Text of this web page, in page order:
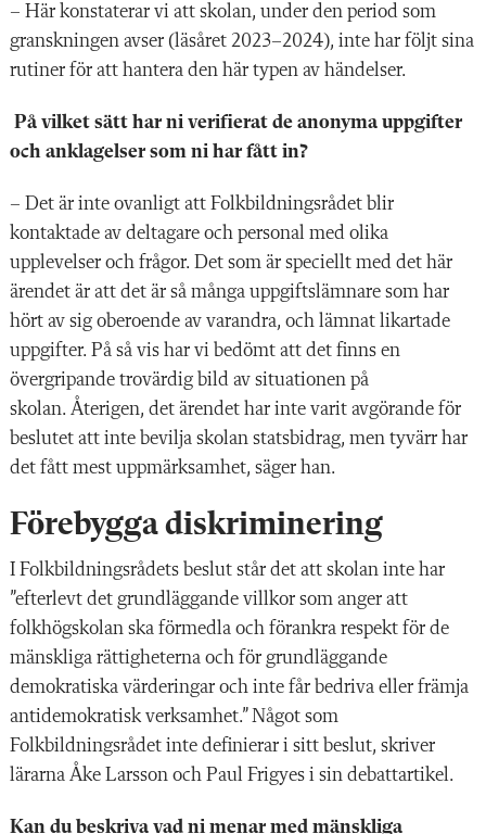
– Här konstaterar vi att skolan, under den period som
granskningen avser (läsåret 2023–2024), inte har följt sina
rutiner för att hantera den här typen av händelser.
På vilket sätt har ni verifierat de anonyma uppgifter
och anklagelser som ni har fått in?
– Det är inte ovanligt att Folkbildningsrådet blir
kontaktade av deltagare och personal med olika
upplevelser och frågor. Det som är speciellt med det här
ärendet är att det är så många uppgiftslämnare som har
hört av sig oberoende av varandra, och lämnat likartade
uppgifter. På så vis har vi bedömt att det finns en
övergripande trovärdig bild av situationen på
skolan. Återigen, det ärendet har inte varit avgörande för
beslutet att inte bevilja skolan statsbidrag, men tyvärr har
det fått mest uppmärksamhet, säger han.
Förebygga diskriminering
I Folkbildningsrådets beslut står det att skolan inte har
”efterlevt det grundläggande villkor som anger att
folkhögskolan ska förmedla och förankra respekt för de
mänskliga rättigheterna och för grundläggande
demokratiska värderingar och inte får bedriva eller främja
antidemokratisk verksamhet.” Något som
Folkbildningsrådet inte definierar i sitt beslut, skriver
lärarna Åke Larsson och Paul Frigyes i sin debattartikel.
Kan du beskriva vad ni menar med mänskliga